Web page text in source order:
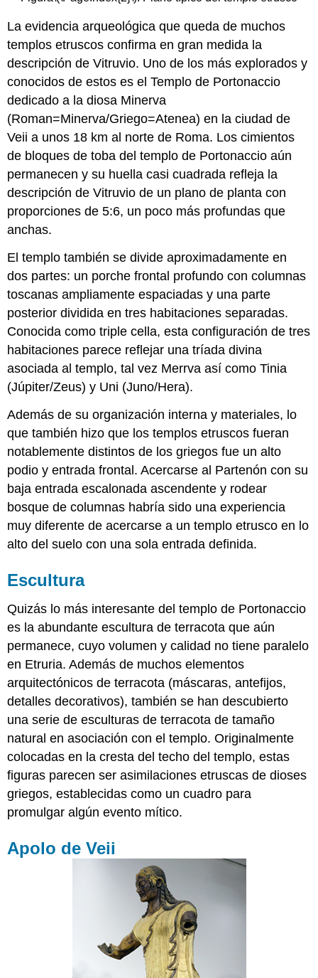
La evidencia arqueológica que queda de muchos
templos etruscos confirma en gran medida la
descripción de Vitruvio. Uno de los más explorados y
conocidos de estos es el Templo de Portonaccio
dedicado a la diosa Minerva
(Roman=Minerva/Griego=Atenea) en la ciudad de
Veii a unos 18 km al norte de Roma. Los cimientos
de bloques de toba del templo de Portonaccio aún
permanecen y su huella casi cuadrada refleja la
descripción de Vitruvio de un plano de planta con
proporciones de 5:6, un poco más profundas que
anchas.
El templo también se divide aproximadamente en
dos partes: un porche frontal profundo con columnas
toscanas ampliamente espaciadas y una parte
posterior dividida en tres habitaciones separadas.
Conocida como triple cella, esta configuración de tres
habitaciones parece reflejar una tríada divina
asociada al templo, tal vez Merrva así como Tinia
(Júpiter/Zeus) y Uni (Juno/Hera).
Además de su organización interna y materiales, lo
que también hizo que los templos etruscos fueran
notablemente distintos de los griegos fue un alto
podio y entrada frontal. Acercarse al Partenón con su
baja entrada escalonada ascendente y rodear
bosque de columnas habría sido una experiencia
muy diferente de acercarse a un templo etrusco en lo
alto del suelo con una sola entrada definida.
Escultura
Quizás lo más interesante del templo de Portonaccio
es la abundante escultura de terracota que aún
permanece, cuyo volumen y calidad no tiene paralelo
en Etruria. Además de muchos elementos
arquitectónicos de terracota (máscaras, antefijos,
detalles decorativos), también se han descubierto
una serie de esculturas de terracota de tamaño
natural en asociación con el templo. Originalmente
colocadas en la cresta del techo del templo, estas
figuras parecen ser asimilaciones etruscas de dioses
griegos, establecidas como un cuadro para
promulgar algún evento mítico.
Apolo de Veii